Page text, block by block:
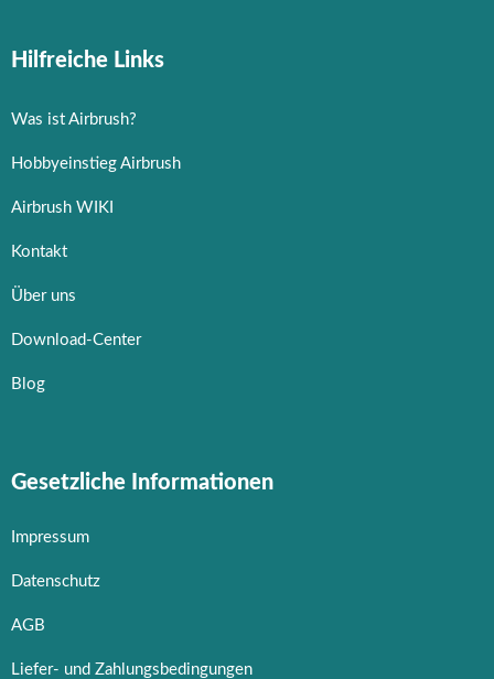
Hilfreiche Links
Was ist Airbrush?
Hobbyeinstieg Airbrush
Airbrush WIKI
Kontakt
Über uns
Download-Center
Blog
Gesetzliche Informationen
Impressum
Datenschutz
AGB
Liefer- und Zahlungsbedingungen